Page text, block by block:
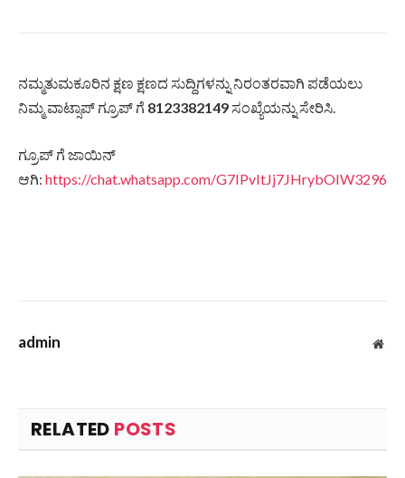
ನಮ್ಮತುಮಕೂರಿನ ಕ್ಷಣ ಕ್ಷಣದ ಸುದ್ದಿಗಳನ್ನು ನಿರಂತರವಾಗಿ ಪಡೆಯಲು
ನಿಮ್ಮ ವಾಟ್ಸಾಪ್ ಗ್ರೂಪ್ ಗೆ 8123382149ಸಂಖ್ಯೆಯನ್ನು ಸೇರಿಸಿ.
ಗ್ರೂಪ್ ಗೆ ಜಾಯಿನ್
ಆಗಿ: https://chat.whatsapp.com/G7IPvItJj7JHrybOIW3296
admin
RELATED POSTS